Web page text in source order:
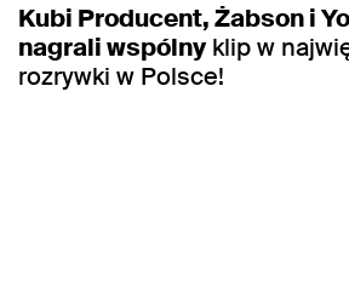
Kubi Producent, Żabson i
nagrali wspólny klip w
rozrywki w Polsce!